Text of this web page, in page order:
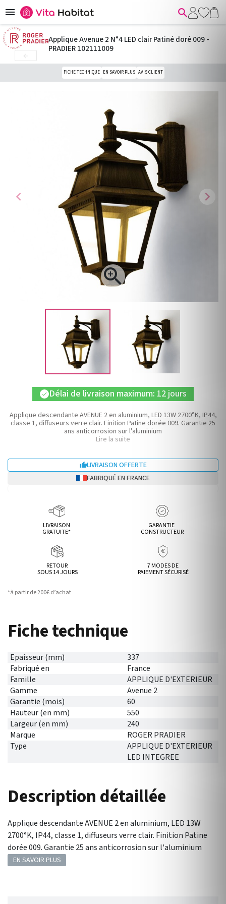
 
chevron_left

chevron_right
Applique Avenue 2 N°4 LED clair Patiné doré 009 -
PRADIER 102111009
FICHE TECHNIQUE EN SAVOIR PLUS AVIS CLIENT
check Délai de livraison maximum: 12 jours
Applique descendante AVENUE 2 en aluminium, LED 13W 2700°K, IP44,
classe 1, diffuseurs verre clair. Finition Patine dorée 009. Garantie 25
ans anticorrosion sur l'aluminium
Lire la suite
LIVRAISON OFFERTE
FABRIQUÉ EN FRANCE
LIVRAISON
GRATUITE*
GARANTIE
CONSTRUCTEUR
RETOUR
SOUS 14 JOURS
7 MODES DE
PAIEMENT SÉCURISÉ
*à partir de 200€ d’achat
Fiche technique
Epaisseur (mm)
337
Fabriqué en
France
Famille
APPLIQUE D'EXTERIEUR
Gamme
Avenue 2
Garantie (mois)
60
Hauteur (en mm)
550
Largeur (en mm)
240
Marque
ROGER PRADIER
Type
APPLIQUE D'EXTERIEUR
LED INTEGREE
Description détaillée
Applique descendante AVENUE 2 en aluminium, LED 13W
2700°K, IP44, classe 1, diffuseurs verre clair. Finition Patine
dorée 009. Garantie 25 ans anticorrosion sur l'aluminium
EN SAVOIR PLUS